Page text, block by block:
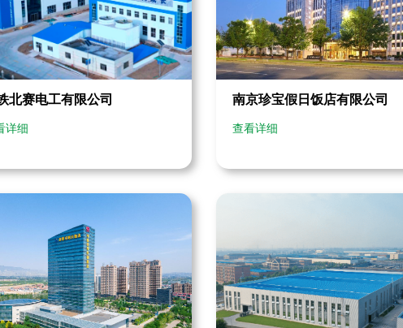
北赛电工有限公司
详细
南京珍宝假日饭店有限公司
查看详细